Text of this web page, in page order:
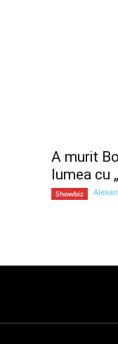
A murit
lumea cu
Showbiz